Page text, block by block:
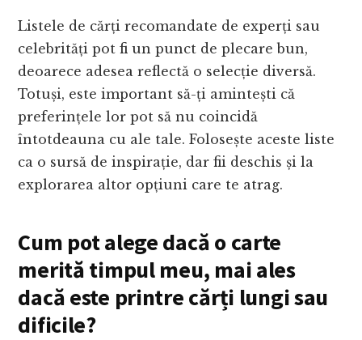
Listele de cărți recomandate de experți sau
celebrități pot fi un punct de plecare bun,
deoarece adesea reflectă o selecție diversă.
Totuși, este important să-ți amintești că
preferințele lor pot să nu coincidă
întotdeauna cu ale tale. Folosește aceste liste
ca o sursă de inspirație, dar fii deschis și la
explorarea altor opțiuni care te atrag.
Cum pot alege dacă o carte
merită timpul meu, mai ales
dacă este printre cărți lungi sau
dificile?